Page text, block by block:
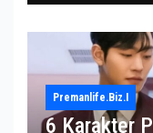
Premanlife.biz.i
6 Karakter